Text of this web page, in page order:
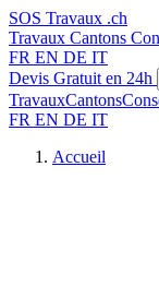
SOS Travaux .ch
Travaux Cantons
FR EN DE IT
Devis Gratuit en 24h
TravauxCantons
FR EN DE IT
Accueil